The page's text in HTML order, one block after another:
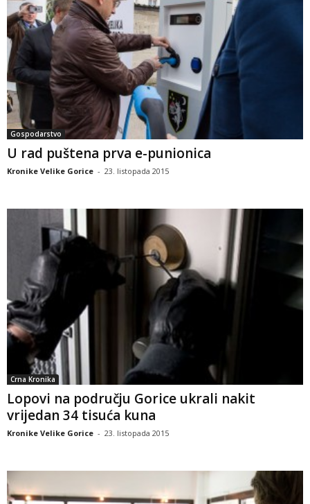
Gospodarstvo
U rad puštena prva e-punionica
Kronike Velike Gorice - 23. listopada 2015
Crna Kronika
Lopovi na području Gorice ukrali nakit
vrijedan 34 tisuća kuna
Kronike Velike Gorice - 23. listopada 2015